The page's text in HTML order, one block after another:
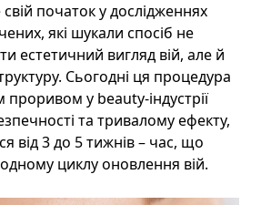
початок у дослідженнях
які шукали спосіб не
естетичний вигляд вій, але й
Сьогодні ця процедура
проривом у beauty-індустрії
та тривалому ефекту,
від 3 до 5 тижнів – час, що
циклу оновлення вій.